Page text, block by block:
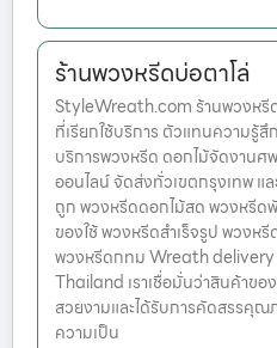
ร้านพวงหรีดบ่อตาโล่
StyleWreath.com ร้านพวงห
ที่เรียกใช้บริการ ตัวแทนความรู้
บริการพวงหรีด ดอกไม้จัดงานศ
ออนไลน์ จัดส่งทั่วเขตกรุงเทพ แ
ถูก พวงหรีดดอกไม้สด พวงหรีด
ของใช้ พวงหรีดสำเร็จรูป พวง
พวงหรีดกทม Wreath
Thailand เราเชื่อมั่นว่าสินค้าขอ
สวยงามและได้รับการคัดสรรคุ
ความเป็น